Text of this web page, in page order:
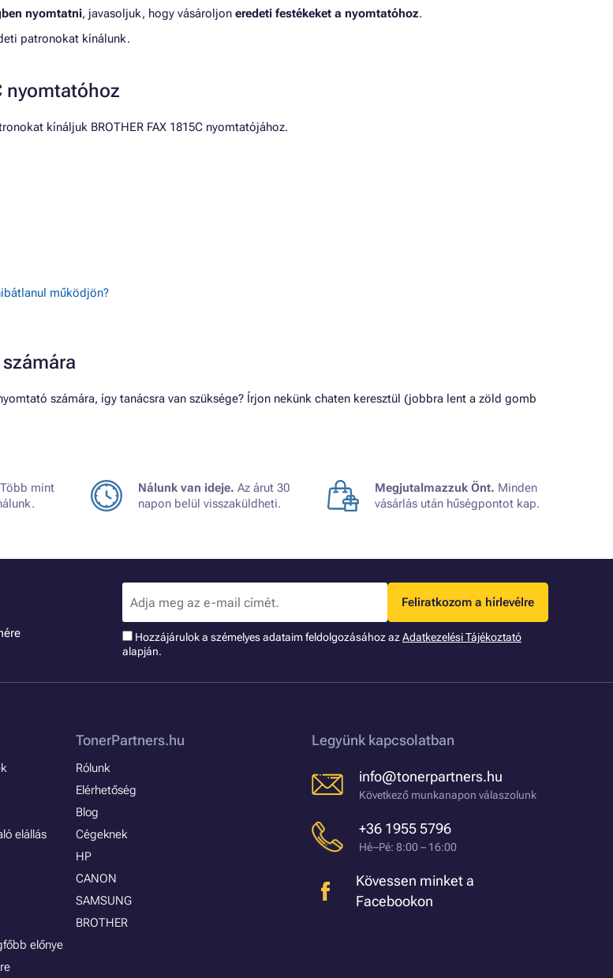
nyomtatni, javasoljuk, hogy vásároljon eredeti festékeket a nyomtatóhoz.
patronokat kínálunk.
nyomtatóhoz
kínáljuk BROTHER FAX 1815C nyomtatójához.
működjön?
számára, így tanácsra van szüksége? Írjon nekünk chaten keresztül (jobbra lent a zöld gomb
Több mint
Nálunk van ideje. Az árut 30
napon belül visszaküldheti.
Megjutalmazzuk Önt. Minden
vásárlás után hűségpontot kap.
Feliratkozom a hírlevélre
Hozzájárulok a szémelyes adataim feldolgozásához azAdatkezelési Tájékoztató
alapján.
elállás
előnye
TonerPartners.hu
Rólunk
Elérhetőség
Blog
Cégeknek
HP
CANON
SAMSUNG
BROTHER
Legyünk kapcsolatban
info@tonerpartners.hu
Következő munkanapon válaszolunk
+36 1955 5796
Hé–Pé: 8:00 – 16:00
Kövessen minket a
Facebookon